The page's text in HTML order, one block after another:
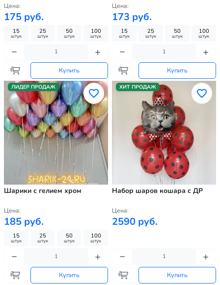
Цена:
175 руб.
15
штук
25
штук
50
штук
100
штук
Купить
Цена:
173 руб.
15
штук
25
штук
50
штук
100
штук
Купить
ЛИДЕР ПРОДАЖ
Шарики с гелием хром
Цена:
185 руб.
15
штук
25
штук
50
штук
100
штук
Купить
ХИТ ПРОДАЖ
Набор шаров кошара с ДР
Цена:
2590 руб.
Купить